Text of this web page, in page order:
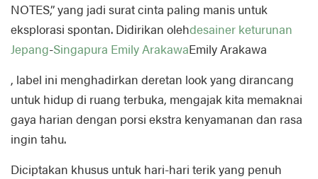
NOTES,” yang jadi surat cinta paling manis untuk
eksplorasi spontan. Didirikan olehdesainer keturunan
Jepang-Singapura Emily ArakawaEmily Arakawa
, label ini menghadirkan deretan look yang dirancang
untuk hidup di ruang terbuka, mengajak kita memaknai
gaya harian dengan porsi ekstra kenyamanan dan rasa
ingin tahu.
Diciptakan khusus untuk hari-hari terik yang penuh